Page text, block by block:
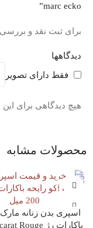
دیدگاهها
فقط دارای تصویر
هیچ دیدگاهی برای
marc ecko”
برای ثبت نقد و بررسی
محصولات مشابه
اسپری بدن زنانه